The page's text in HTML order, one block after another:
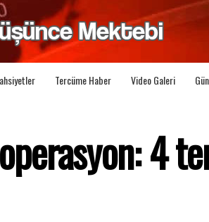
Tercüme Haber Video Galeri
4